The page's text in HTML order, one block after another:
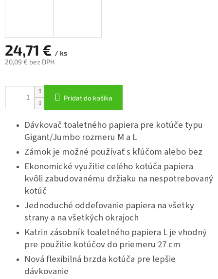
24,71 € / ks
20,09 € bez DPH
cena:
Pridať do košíka
Dávkovač toaletného papiera pre kotúče typu
Gigant/Jumbo rozmeru M a L
Zámok je možné používať s kľúčom alebo bez
Ekonomické využitie celého kotúča papiera
kvôli zabudovanému držiaku na nespotrebovaný
kotúč
Jednoduché oddeľovanie papiera na všetky
strany a na všetkých okrajoch
Katrin zásobník toaletného papiera L je vhodný
pre použitie kotúčov do priemeru 27 cm
Nová flexibilná brzda kotúča pre lepšie
dávkovanie